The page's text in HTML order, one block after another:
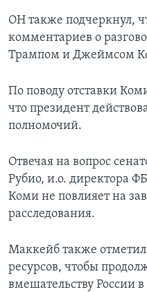
ОН также подчеркнул,
комментариев о
Трампом и Джеймсом
По поводу отставки
что президент
полномочий.
Отвечая на вопрос
Рубио, и.о. директора
Коми не повлияет на
расследования.
Маккейб также
ресурсов, чтобы
вмешательству России